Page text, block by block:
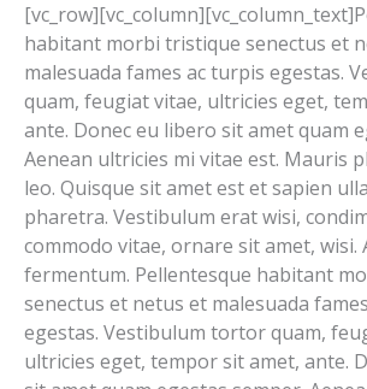
habitant morbi tristique senectus et
malesuada fames ac turpis egestas.
quam, feugiat vitae, ultricies eget,
ante. Donec eu libero sit amet quam
Aenean ultricies mi vitae est. Mauris
leo. Quisque sit amet est et sapien
pharetra. Vestibulum erat wisi,
commodo vitae, ornare sit amet, wisi.
fermentum. Pellentesque habitant
senectus et netus et malesuada
egestas. Vestibulum tortor quam,
ultricies eget, tempor sit amet, ante.
retreat
Resort